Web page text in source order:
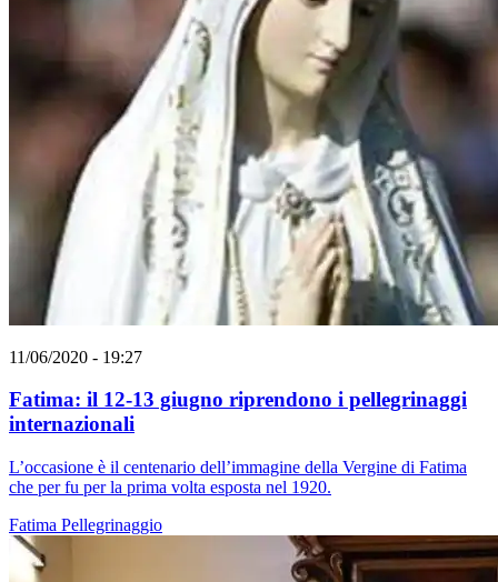
11/06/2020 - 19:27
Fatima: il 12-13 giugno riprendono i pellegrinaggi
internazionali
L’occasione è il centenario dell’immagine della Vergine di Fatima
che per fu per la prima volta esposta nel 1920.
Fatima Pellegrinaggio